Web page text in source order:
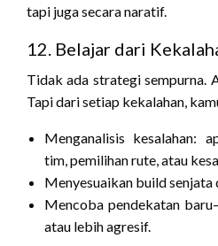
tapi juga secara naratif.
12. Belajar dari
Tidak ada strategi sempurna.
Tapi dari setiap kekalahan,
Menganalisis kesalahan:
tim, pemilihan rute, atau
Menyesuaikan build senjata
Mencoba pendekatan
atau lebih agresif.